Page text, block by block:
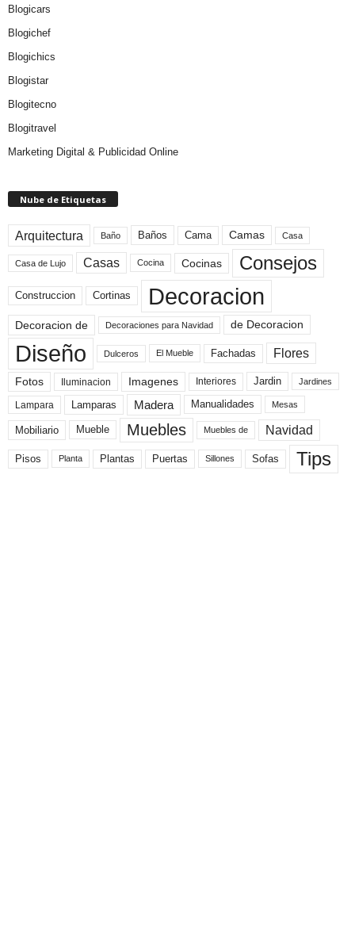
Blogicars
Blogichef
Blogichics
Blogistar
Blogitecno
Blogitravel
Marketing Digital & Publicidad Online
Nube de Etiquetas
Arquitectura Baño Baños Cama Camas Casa
Casa de Lujo Casas Cocina Cocinas Consejos
Construccion Cortinas Decoracion
Decoracion de Decoraciones para Navidad de Decoracion
Diseño Dulceros El Mueble Fachadas Flores
Fotos Iluminacion Imagenes Interiores Jardin Jardines
Lampara Lamparas Madera Manualidades Mesas
Mobiliario Mueble Muebles Muebles de Navidad
Pisos Planta Plantas Puertas Sillones Sofas Tips